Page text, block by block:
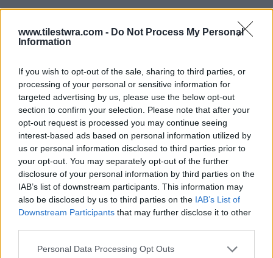
www.tilestwra.com - Do Not Process My Personal
Information
If you wish to opt-out of the sale, sharing to third parties, or
processing of your personal or sensitive information for
targeted advertising by us, please use the below opt-out
section to confirm your selection. Please note that after your
opt-out request is processed you may continue seeing
interest-based ads based on personal information utilized by
us or personal information disclosed to third parties prior to
your opt-out. You may separately opt-out of the further
disclosure of your personal information by third parties on the
IAB’s list of downstream participants. This information may
also be disclosed by us to third parties on the IAB’s List of
Downstream Participants that may further disclose it to other
Personal Data Processing Opt Outs
Το πρόγραμμα χρηματοδοτείται με περίπου
500 εκατ. ευρώ, τα οποία έχουν ήδη
εξασφαλιστεί μέσω πόρων από 14 διαφορετικά
προγράμματα του ΕΣΠΑ 2021-2027.
Η επιδότηση θα καλύπτει από 70% έως και 95%